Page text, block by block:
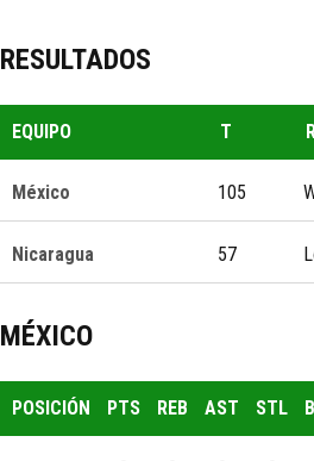
RESULTADOS
EQUIPO T
México 105
Nicaragua 57
MÉXICO
POSICIÓN PTS REB AST STL